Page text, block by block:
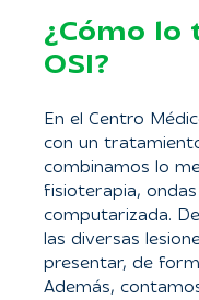
¿Cómo lo
OSI?
En el Centro
con un
combinamos lo
fisioterapia,
computarizada.
las diversas
presentar, de
Además,